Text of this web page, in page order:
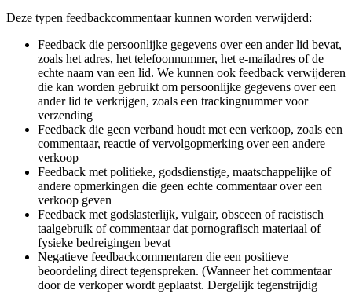
Deze typen feedbackcommentaar kunnen worden verwijderd:
Feedback die persoonlijke gegevens over een ander lid bevat,
zoals het adres, het telefoonnummer, het e-mailadres of de
echte naam van een lid. We kunnen ook feedback verwijderen
die kan worden gebruikt om persoonlijke gegevens over een
ander lid te verkrijgen, zoals een trackingnummer voor
verzending
Feedback die geen verband houdt met een verkoop, zoals een
commentaar, reactie of vervolgopmerking over een andere
verkoop
Feedback met politieke, godsdienstige, maatschappelijke of
andere opmerkingen die geen echte commentaar over een
verkoop geven
Feedback met godslasterlijk, vulgair, obsceen of racistisch
taalgebruik of commentaar dat pornografisch materiaal of
fysieke bedreigingen bevat
Negatieve feedbackcommentaren die een positieve
beoordeling direct tegenspreken. (Wanneer het commentaar
door de verkoper wordt geplaatst. Dergelijk tegenstrijdig